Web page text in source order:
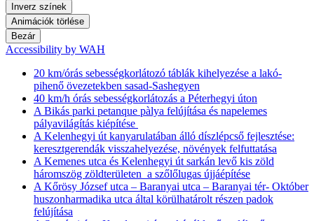
Inverz színek
Animációk törlése
Bezár
Accessibility by WAH
20 km/órás sebességkorlátozó táblák kihelyezése a lakó-
pihenő övezetekben sasad-Sashegyen
40 km/h órás sebességkorlátozás a Péterhegyi úton
A Bikás parki petanque pàlya felújítása és napelemes
pályavilágítás kiépítése
A Kelenhegyi út kanyarulatában álló díszlépcső fejlesztése:
keresztgerendák visszahelyezése, növények felfuttatása
A Kemenes utca és Kelenhegyi út sarkán levő kis zöld
háromszög zöldterületen a szőlőlugas újjáépítése
A Kőrösy József utca – Baranyai utca – Baranyai tér- Október
huszonharmadika utca által körülhatárolt részen padok
felújítása